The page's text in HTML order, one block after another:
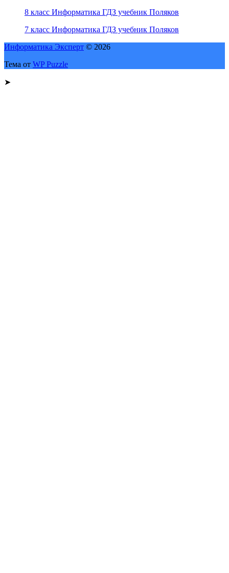
8 класс Информатика ГДЗ учебник Поляков
7 класс Информатика ГДЗ учебник Поляков
Информатика Эксперт © 2026
Тема от WP Puzzle
➤